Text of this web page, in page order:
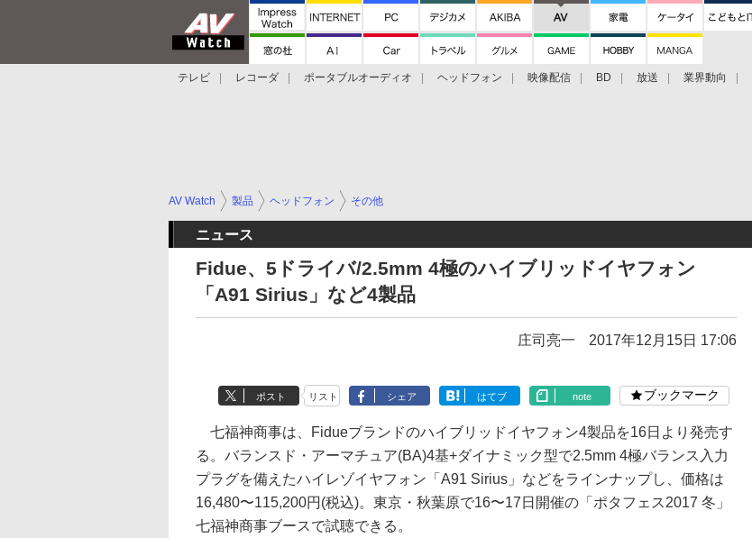
テレビ レコーダ ポータブルオーディオ ヘッドフォン 映像配信 BD 放送 業界動向
AV Watch 製品 ヘッドフォン その他
ニュース
Fidue、5ドライバ/2.5mm 4極のハイブリッドイヤフォン
「A91 Sirius」など4製品
庄司亮一 2017年12月15日 17:06
ポスト リスト シェア はてブ note ブックマーク
七福神商事は、Fidueブランドのハイブリッドイヤフォン4製品を16日より発売す
る。バランスド・アーマチュア(BA)4基+ダイナミック型で2.5mm 4極バランス入力
プラグを備えたハイレゾイヤフォン「A91 Sirius」などをラインナップし、価格は
16,480〜115,200円(税込)。東京・秋葉原で16〜17日開催の「ポタフェス2017 冬」
七福神商事ブースで試聴できる。